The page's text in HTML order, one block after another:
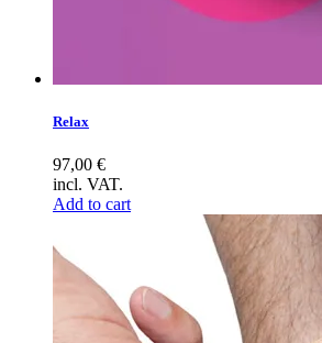
Relax
97,00 €
incl. VAT.
Add to cart